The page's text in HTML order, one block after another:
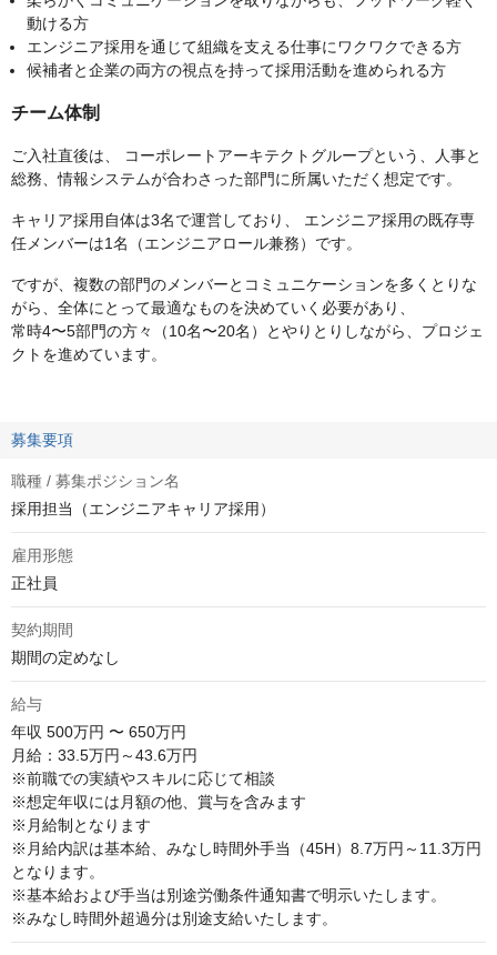
動ける方
エンジニア採用を通じて組織を支える仕事にワクワクできる方
候補者と企業の両方の視点を持って採用活動を進められる方
チーム体制
ご入社直後は、 コーポレートアーキテクトグループという、人事と
総務、情報システムが合わさった部門に所属いただく想定です。
キャリア採用自体は3名で運営しており、 エンジニア採用の既存専
任メンバーは1名（エンジニアロール兼務）です。
ですが、複数の部門のメンバーとコミュニケーションを多くとりな
がら、全体にとって最適なものを決めていく必要があり、
常時4〜5部門の方々（10名〜20名）とやりとりしながら、プロジェ
クトを進めています。
募集要項
職種 / 募集ポジション名
採用担当（エンジニアキャリア採用）
雇用形態
正社員
契約期間
期間の定めなし
給与
年収 500万円 〜 650万円
月給：33.5万円～43.6万円
※前職での実績やスキルに応じて相談
※想定年収には月額の他、賞与を含みます
※月給制となります
※月給内訳は基本給、みなし時間外手当（45H）8.7万円～11.3万円
となります。
※基本給および手当は別途労働条件通知書で明示いたします。
※みなし時間外超過分は別途支給いたします。